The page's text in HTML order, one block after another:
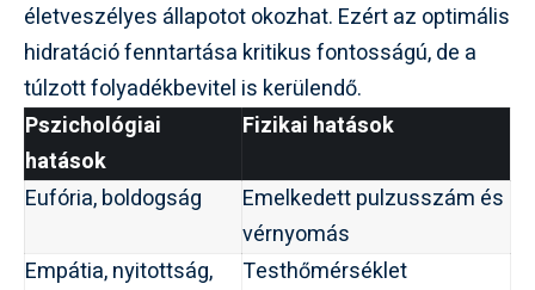
életveszélyes állapotot okozhat. Ezért az optimális
hidratáció fenntartása kritikus fontosságú, de a
túlzott folyadékbevitel is kerülendő.
Pszichológiai
hatások
Fizikai hatások
Eufória, boldogság
Emelkedett pulzusszám és
vérnyomás
Empátia, nyitottság,
Testhőmérséklet